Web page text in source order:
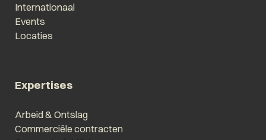
Internationaal
Events
Locaties
Expertises
Arbeid & Ontslag
Commerciële contracten